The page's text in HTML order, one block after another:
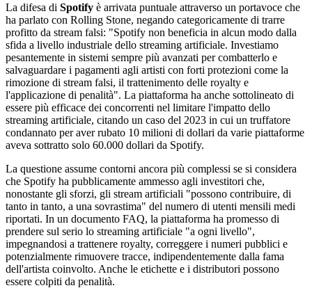
La difesa di Spotify è arrivata puntuale attraverso un portavoce che
ha parlato con Rolling Stone, negando categoricamente di trarre
profitto da stream falsi: "Spotify non beneficia in alcun modo dalla
sfida a livello industriale dello streaming artificiale. Investiamo
pesantemente in sistemi sempre più avanzati per combatterlo e
salvaguardare i pagamenti agli artisti con forti protezioni come la
rimozione di stream falsi, il trattenimento delle royalty e
l'applicazione di penalità". La piattaforma ha anche sottolineato di
essere più efficace dei concorrenti nel limitare l'impatto dello
streaming artificiale, citando un caso del 2023 in cui un truffatore
condannato per aver rubato 10 milioni di dollari da varie piattaforme
aveva sottratto solo 60.000 dollari da Spotify.
La questione assume contorni ancora più complessi se si considera
che Spotify ha pubblicamente ammesso agli investitori che,
nonostante gli sforzi, gli stream artificiali "possono contribuire, di
tanto in tanto, a una sovrastima" del numero di utenti mensili medi
riportati. In un documento FAQ, la piattaforma ha promesso di
prendere sul serio lo streaming artificiale "a ogni livello",
impegnandosi a trattenere royalty, correggere i numeri pubblici e
potenzialmente rimuovere tracce, indipendentemente dalla fama
dell'artista coinvolto. Anche le etichette e i distributori possono
essere colpiti da penalità.